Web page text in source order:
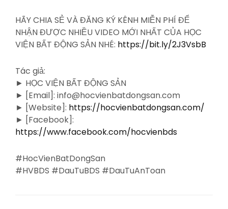
HÃY CHIA SẺ VÀ ĐĂNG KÝ KÊNH MIỄN PHÍ ĐỂ
NHẬN ĐƯỢC NHIỀU VIDEO MỚI NHẤT CỦA HỌC
VIỆN BẤT ĐỘNG SẢN NHÉ: https://bit.ly/2J3VsbB
Tác giả:
► HỌC VIỆN BẤT ĐỘNG SẢN
► [Email]: info@hocvienbatdongsan.com
► [Website]: https://hocvienbatdongsan.com/
► [Facebook]:
https://www.facebook.com/hocvienbds
#HocVienBatDongSan
#HVBDS #DauTuBDS #DauTuAnToan